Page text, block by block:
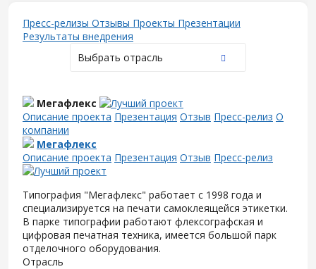
Пресс-релизы Отзывы Проекты Презентации
Результаты внедрения
Выбрать отрасль
Мегафлекс
Описание проекта Презентация Отзыв Пресс-релиз О
компании
Мегафлекс
Описание проекта Презентация Отзыв Пресс-релиз
Типография "Мегафлекс" работает с 1998 года и
специализируется на печати самоклеящейся этикетки.
В парке типографии работают флексографская и
цифровая печатная техника, имеется большой парк
отделочного оборудования.
Отрасль